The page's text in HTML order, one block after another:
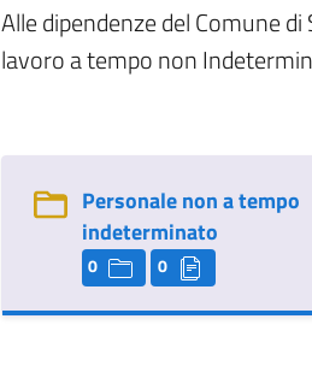
Alle dipendenze del Comune
lavoro a tempo non
Personale non a tempo
indeterminato
0 0